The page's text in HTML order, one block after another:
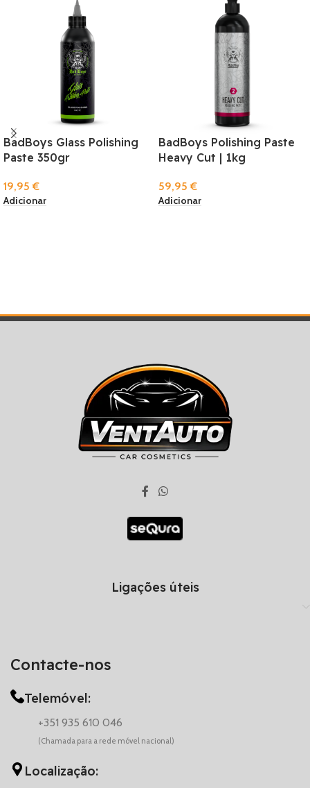
BadBoys Glass Polishing
Paste 350gr
19,95€
Adicionar
BadBoys Polishing Paste
Heavy Cut | 1kg
59,95€
Adicionar
Contacte-nos
Telemóvel:
+351 935 610 046
(Chamada para a rede móvel nacional)
Localização:
Ligações úteis